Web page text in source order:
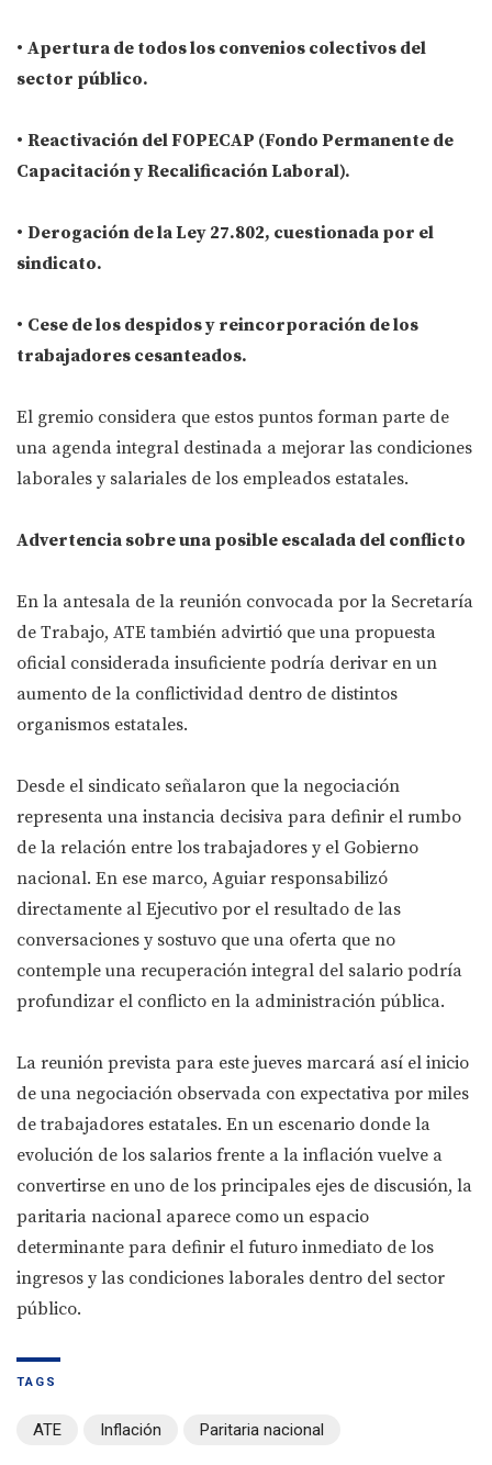
• Apertura de todos los convenios colectivos del
sector público.
• Reactivación del FOPECAP (Fondo Permanente de
Capacitación y Recalificación Laboral).
• Derogación de la Ley 27.802, cuestionada por el
sindicato.
• Cese de los despidos y reincorporación de los
trabajadores cesanteados.
El gremio considera que estos puntos forman parte de
una agenda integral destinada a mejorar las condiciones
laborales y salariales de los empleados estatales.
Advertencia sobre una posible escalada del conflicto
En la antesala de la reunión convocada por la Secretaría
de Trabajo, ATE también advirtió que una propuesta
oficial considerada insuficiente podría derivar en un
aumento de la conflictividad dentro de distintos
organismos estatales.
Desde el sindicato señalaron que la negociación
representa una instancia decisiva para definir el rumbo
de la relación entre los trabajadores y el Gobierno
nacional. En ese marco, Aguiar responsabilizó
directamente al Ejecutivo por el resultado de las
conversaciones y sostuvo que una oferta que no
contemple una recuperación integral del salario podría
profundizar el conflicto en la administración pública.
La reunión prevista para este jueves marcará así el inicio
de una negociación observada con expectativa por miles
de trabajadores estatales. En un escenario donde la
evolución de los salarios frente a la inflación vuelve a
convertirse en uno de los principales ejes de discusión, la
paritaria nacional aparece como un espacio
determinante para definir el futuro inmediato de los
ingresos y las condiciones laborales dentro del sector
público.
TAGS
ATE Inflación Paritaria nacional